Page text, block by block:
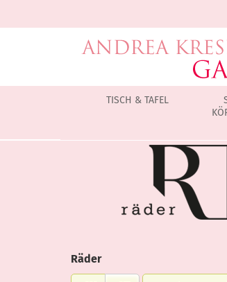
TISCH & TAFEL
Räder